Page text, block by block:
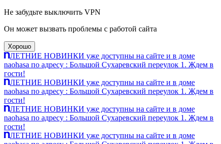
Не забудьте выключить VPN
Он может вызвать проблемы с работой сайта
Хорошо
ЛЕТНИЕ НОВИНКИ уже доступны на сайте и в доме
naohasa по адресу : Большой Сухаревский переулок 1. Ждем в
гости!
ЛЕТНИЕ НОВИНКИ уже доступны на сайте и в доме
naohasa по адресу : Большой Сухаревский переулок 1. Ждем в
гости!
ЛЕТНИЕ НОВИНКИ уже доступны на сайте и в доме
naohasa по адресу : Большой Сухаревский переулок 1. Ждем в
гости!
ЛЕТНИЕ НОВИНКИ уже доступны на сайте и в доме